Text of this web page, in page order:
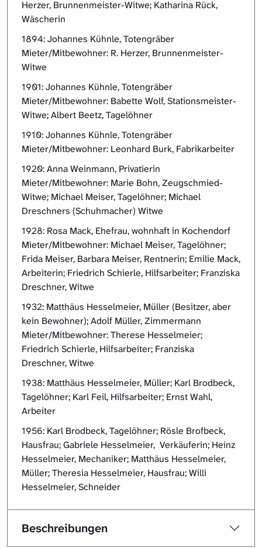
Herzer, Brunnenmeister-Witwe; Katharina Rück,
Wäscherin
1894: Johannes Kühnle, Totengräber
Mieter/Mitbewohner: R. Herzer, Brunnenmeister-
Witwe
1901: Johannes Kühnle, Totengräber
Mieter/Mitbewohner: Babette Wolf, Stationsmeister-
Witwe; Albert Beetz, Tagelöhner
1910: Johannes Kühnle, Totengräber
Mieter/Mitbewohner: Leonhard Burk, Fabrikarbeiter
1920: Anna Weinmann, Privatierin
Mieter/Mitbewohner: Marie Bohn, Zeugschmied-
Witwe; Michael Meiser, Tagelöhner; Michael
Dreschners (Schuhmacher) Witwe
1928: Rosa Mack, Ehefrau, wohnhaft in Kochendorf
Mieter/Mitbewohner: Michael Meiser, Tagelöhner;
Frida Meiser, Barbara Meiser, Rentnerin; Emilie Mack,
Arbeiterin; Friedrich Schierle, Hilfsarbeiter; Franziska
Dreschner, Witwe
1932: Matthäus Hesselmeier, Müller (Besitzer, aber
kein Bewohner); Adolf Müller, Zimmermann
Mieter/Mitbewohner: Therese Hesselmeier;
Friedrich Schierle, Hilfsarbeiter; Franziska
Dreschner, Witwe
1938: Matthäus Hesselmeier, Müller; Karl Brodbeck,
Tagelöhner; Karl Feil, Hilfsarbeiter; Ernst Wahl,
Arbeiter
1956: Karl Brodbeck, Tagelöhner; Rösle Brofbeck,
Hausfrau; Gabriele Hesselmeier, Verkäuferin; Heinz
Hesselmeier, Mechaniker; Matthäus Hesselmeier,
Müller; Theresia Hesselmeier, Hausfrau; Willi
Hesselmeier, Schneider
Beschreibungen